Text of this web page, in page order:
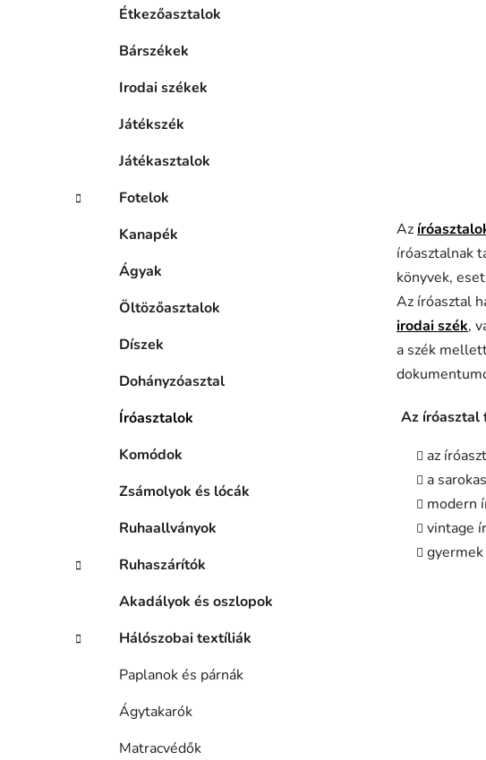
Étkezőasztalok
Bárszékek
Irodai székek
Játékszék
Játékasztalok
Fotelok
Kanapék
Ágyak
Öltözőasztalok
Díszek
Dohányzóasztal
Íróasztalok
Komódok
Zsámolyok és lócák
Ruhaallványok
Ruhaszárítók
Akadályok és oszlopok
Hálószobai textíliák
Paplanok és párnák
Ágytakarók
Matracvédők
Az
íróasztalnak
könyvek,
Az íróasztal
irodai szék,
a szék
Az íróasztal
az
a
modern
vintage